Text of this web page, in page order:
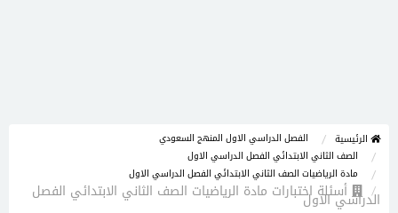
الرئيسية
الفصل الدراسي الاول المنهج السعودي
الصف الثاني الابتدائي الفصل الدراسي الاول
مادة الرياضيات الصف الثاني الابتدائي الفصل الدراسي الاول
أسئلة اختبارات مادة الرياضيات الصف الثاني الابتدائي الفصل
الدراسي الاول